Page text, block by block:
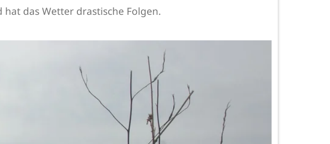
das Wetter drastische Folgen.